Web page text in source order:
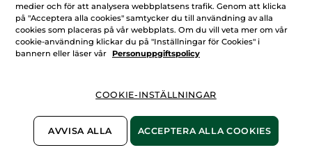
100%vegetabiliska
ingredienser
60 hektar
ekologiska odlingar
medier och för att analysera webbplatsens trafik. Genom att klicka
på "Acceptera alla cookies" samtycker du till användning av alla
cookies som placeras på vår webbplats. Om du vill veta mer om vår
cookie-användning klickar du på "Inställningar för Cookies" i
bannern eller läser vår
Personuppgiftspolicy
COOKIE-INSTÄLLNINGAR
AVVISA ALLA ACCEPTERA ALLA COOKIES